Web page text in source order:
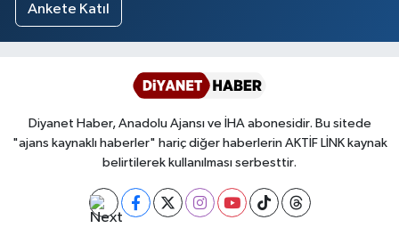
Ankete Katıl
Diyanet Haber, Anadolu Ajansı ve İHA abonesidir. Bu sitede
"ajans kaynaklı haberler" hariç diğer haberlerin AKTİF LİNK kaynak
belirtilerek kullanılması serbesttir.